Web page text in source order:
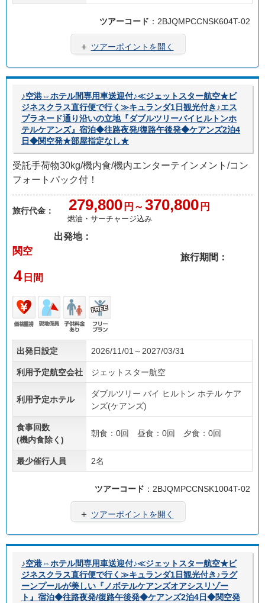
ツアーコード ：2BJQMPCCNSK604T-02
＋ ツアーポイントを開く
♪空港⇔ホテル間専用車送迎付♪≪ジェットスター航空★ビ
ジネスクラス直行便で行く≫キュランダ1日観光付き♪エス
プラネード通り沿いの立地『ダブルツリーバイヒルトンホ
テルケアンズ』宿泊◆往路夜発/復路午後発◆ケアンズ2泊4
日◆関空発★部屋指定なし★
受託手荷物30kg/機内食/機内エンターテインメント/コン
フォートパック付！
旅行代金： 279,800 円～ 370,800 円
燃油・サーチャージ込み
出発地：
関空
旅行期間：
4 日間
価格
重視
現地
係員
子供
あり
フリ
ープ
ラン
出発日設定 2026/11/01～2027/03/31
利用予定航空会社 ジェットスター航空
利用予定ホテル
ダブルツリー バイ ヒルトン ホテル ケア
ンズ(ケアンズ)
食事回数
(機内食除く)
朝食：0回 昼食：0回 夕食：0回
最少催行人員 2名
ツアーコード ：2BJQMPCCNSK1004T-02
＋ ツアーポイントを開く
♪空港⇔ホテル間専用車送迎付♪≪ジェットスター航空★ビ
ジネスクラス直行便で行く≫キュランダ1日観光付き♪ラグ
ーンプールが美しい『ノボテルケアンズオアシスリゾー
ト』宿泊◆往路夜発/復路午後発◆ケアンズ2泊4日◆関空発